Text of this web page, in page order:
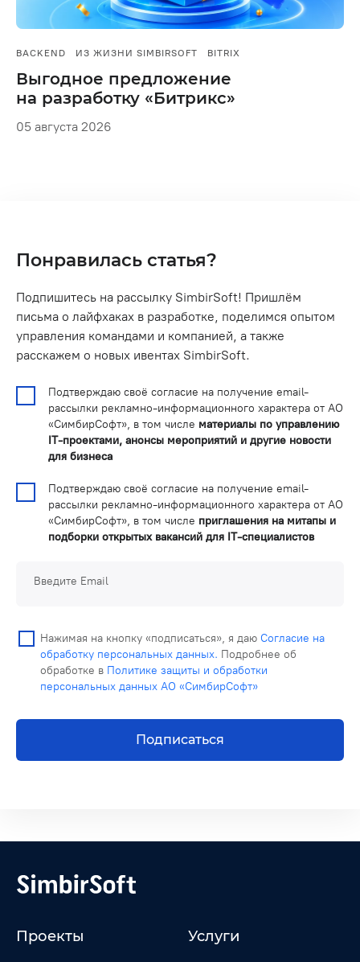
BACKEND ИЗ ЖИЗНИ SIMBIRSOFT BITRIX
Выгодное предложение
на разработку «Битрикс»
05 августа 2026
Понравилась статья?
Подпишитесь на рассылку SimbirSoft! Пришлём
письма о лайфхаках в разработке, поделимся опытом
управления командами и компанией, а также
расскажем о новых ивентах SimbirSoft.
Подтверждаю своё согласие на получение email-
рассылки рекламно-информационного характера от АО
«СимбирСофт», в том числе материалы по управлению
IT-проектами, анонсы мероприятий и другие новости
для бизнеса
Подтверждаю своё согласие на получение email-
рассылки рекламно-информационного характера от АО
«СимбирСофт», в том числе приглашения на митапы и
подборки открытых вакансий для IT-специалистов
Введите Email
Нажимая на кнопку «подписаться», я даю Согласие на
обработку персональных данных. Подробнее об
обработке в Политике защиты и обработки
персональных данных АО «СимбирСофт»
Подписаться
Проекты
Услуги